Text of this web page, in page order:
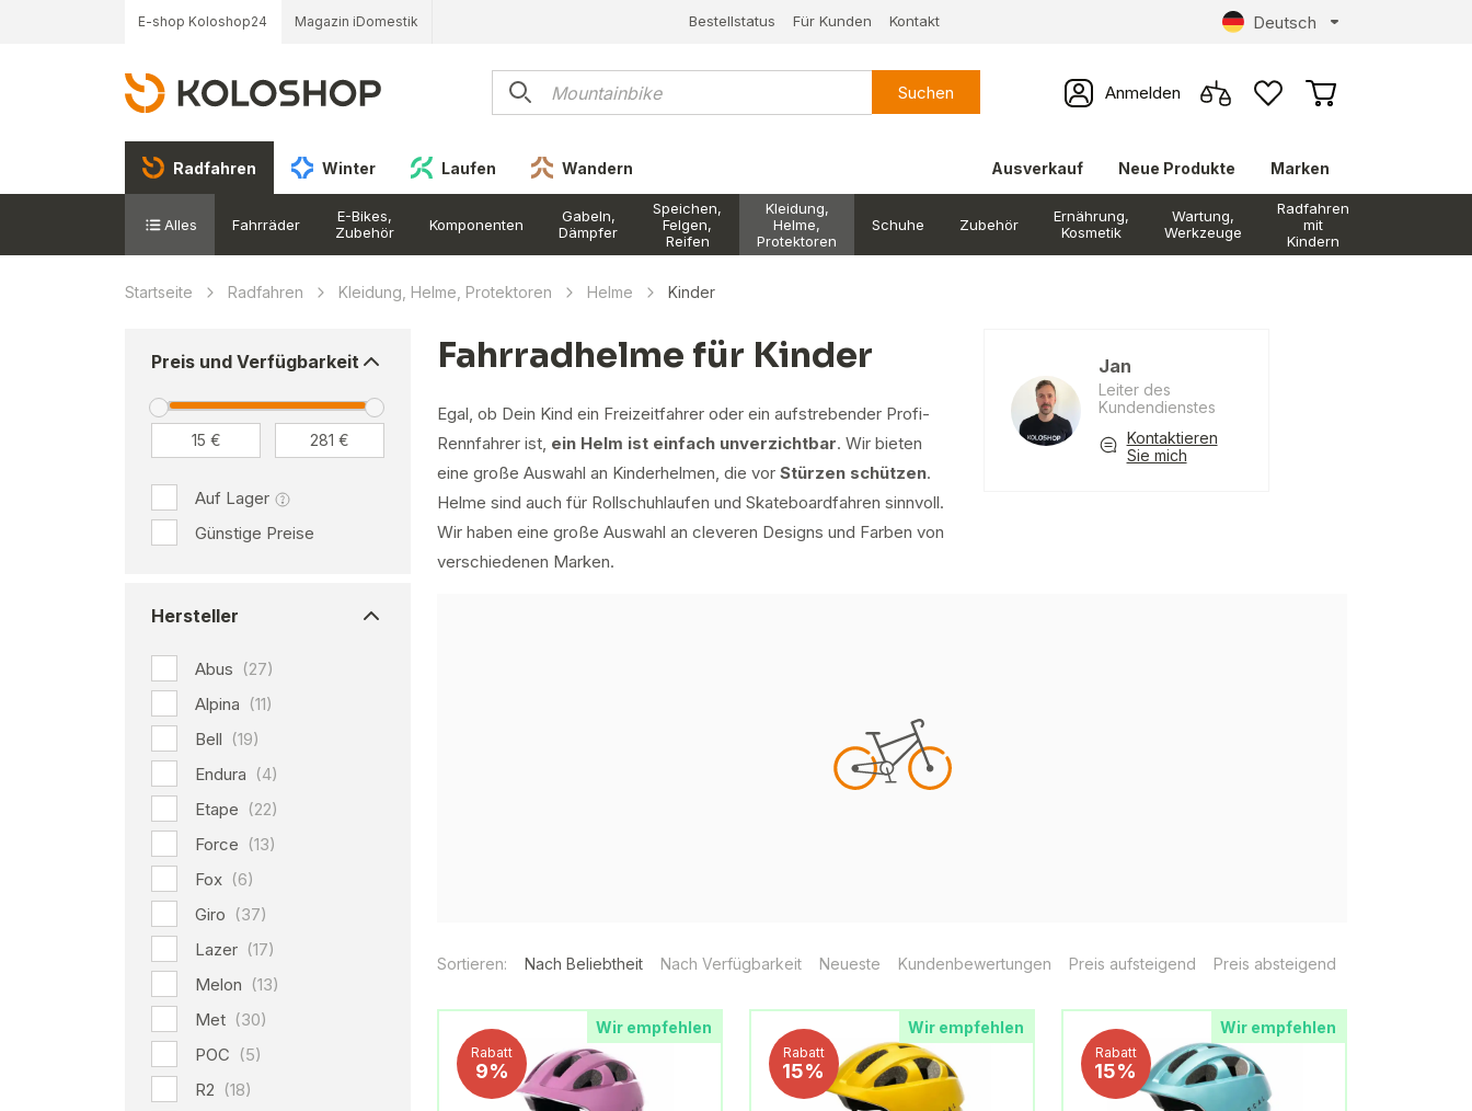
E-shop Koloshop24 Magazin iDomestik Bestellstatus Für Kunden Kontakt Deutsch
Suchen Anmelden
Radfahren Winter Laufen Wandern Ausverkauf Neue Produkte Marken
Alles Fahrräder
E-Bikes,
Zubehör
Komponenten
Gabeln,
Dämpfer
Speichen,
Felgen,
Reifen
Kleidung,
Helme,
Protektoren
Schuhe Zubehör
Ernährung,
Kosmetik
Wartung,
Werkzeuge
Radfahren
mit
Kindern
Startseite Radfahren Kleidung, Helme, Protektoren Helme Kinder
Preis und Verfügbarkeit
Auf Lager
Günstige Preise
Hersteller
Abus (27)
Alpina (11)
Bell (19)
Endura (4)
Etape (22)
Force (13)
Fox (6)
Giro (37)
Lazer (17)
Melon (13)
Met (30)
POC (5)
R2 (18)
Fahrradhelme für Kinder
Egal, ob Dein Kind ein Freizeitfahrer oder ein aufstrebender Profi-
Rennfahrer ist, ein Helm ist einfach unverzichtbar. Wir bieten
eine große Auswahl an Kinderhelmen, die vor Stürzen schützen.
Helme sind auch für Rollschuhlaufen und Skateboardfahren sinnvoll.
Wir haben eine große Auswahl an cleveren Designs und Farben von
verschiedenen Marken.
Jan
Leiter des
Kundendienstes
Kontaktieren
Sie mich
Sortieren: Nach Beliebtheit Nach Verfügbarkeit Neueste Kundenbewertungen Preis aufsteigend Preis absteigend
Wir empfehlen
Rabatt
9%
Wir empfehlen
Rabatt
15%
Wir empfehlen
Rabatt
15%